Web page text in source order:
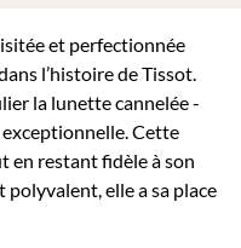
et perfectionnée
l’histoire de Tissot.
la lunette cannelée -
Cette
en restant fidèle à son
polyvalent, elle a sa place